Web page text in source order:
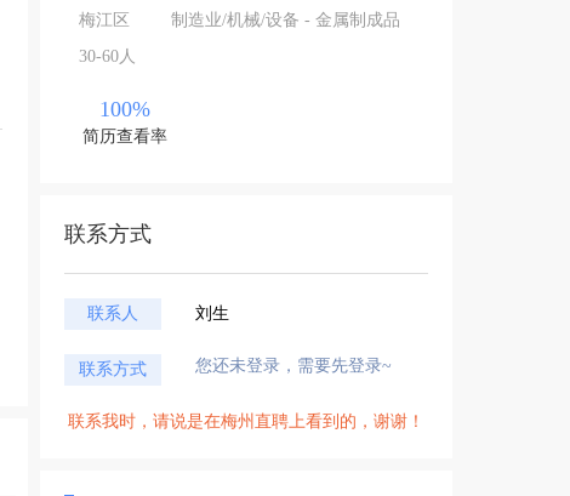
梅江区
制造业/机械/设备 - 金属制成品
30-60人
100%
简历查看率
联系方式
联系人 刘生
联系方式 您还未登录，需要先登录~
联系我时，请说是在梅州直聘上看到的，谢谢！